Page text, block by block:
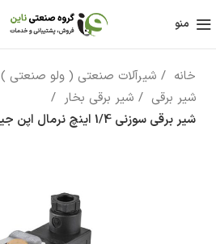
منو
خانه شیرآلات صنعتی ( ولو صنعتی )
شیر برقی
شیر برقی بخار
شیر برقی سوزنی 1/4 اینچ نرمال اپن جیواکس